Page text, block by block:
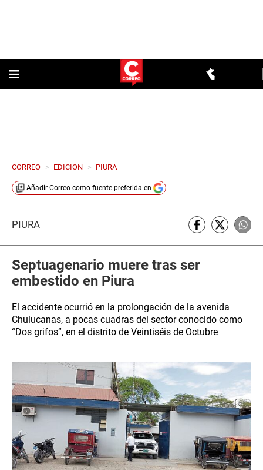
CORREO > EDICION > PIURA
Añadir Correo como fuente preferida en
PIURA
Septuagenario muere tras ser
embestido en Piura
El accidente ocurrió en la prolongación de la avenida
Chulucanas, a pocas cuadras del sector conocido como
“Dos grifos”, en el distrito de Veintiséis de Octubre